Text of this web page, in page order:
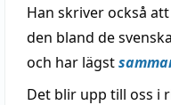
Han skriver också
den bland de
och har lägst
Det blir upp till oss i